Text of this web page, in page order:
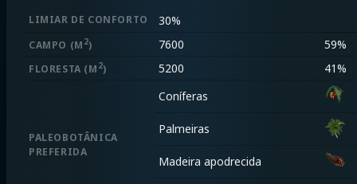
LIMIAR DE CONFORTO 30%
CAMPO (M 2) 7600 59%
FLORESTA (M 2) 5200 41%
PALEOBOTÂNICA
PREFERIDA
Coníferas
Palmeiras
Madeira apodrecida